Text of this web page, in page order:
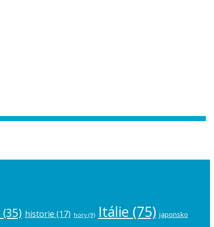
(35) historie (17) hory (9) Itálie (75) japonsko